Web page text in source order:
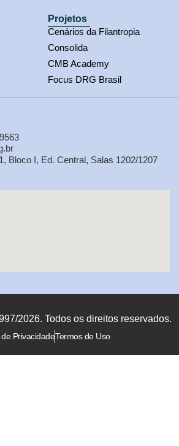
Projetos
Cenários da Filantropia
Consolida
CMB Academy
Focus DRG Brasil
Bloco I, Ed. Central, Salas 1202/1207
2026. Todos os direitos reservados.
de PrivacidadeTermos de Uso